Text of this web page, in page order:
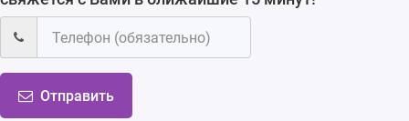
Отправить